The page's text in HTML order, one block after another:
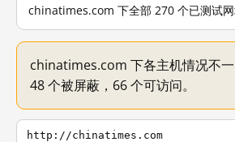
chinatimes.com 下全部 270 个已测试
chinatimes.com 下各主机情况不
48 个被屏蔽，66 个可访问。
http://chinatimes.com